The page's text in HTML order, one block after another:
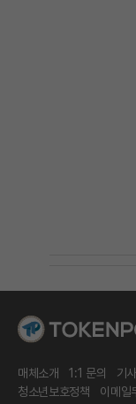
매체소개 1:1 문의 기
청소년보호정책
이메일